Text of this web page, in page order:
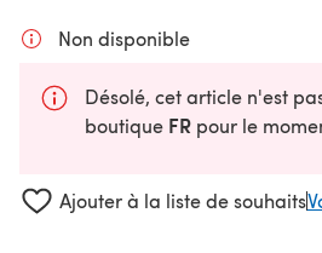
Non disponible
Désolé, cet article n'est
boutique FR pour le
Ajouter à la liste de souhaits